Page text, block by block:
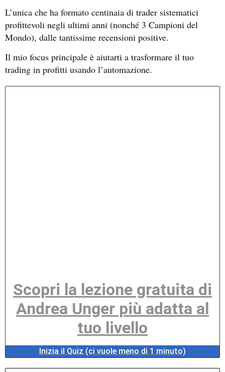
L’unica che ha formato centinaia di trader sistematici
profittevoli negli ultimi anni (nonché 3 Campioni del
Mondo), dalle tantissime recensioni positive.
Il mio focus principale è aiutarti a trasformare il tuo
trading in profitti usando l’automazione.
Scopri la lezione gratuita di
Andrea Unger più adatta al
tuo livello
Inizia il Quiz (ci vuole meno di 1 minuto)